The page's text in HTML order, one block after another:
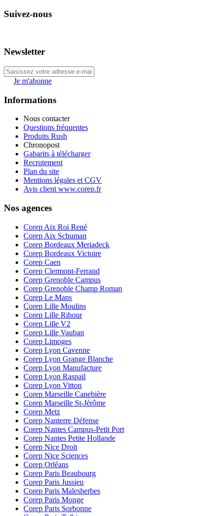
Suivez-nous
Newsletter
Je m'abonne
Informations
Nous contacter
Questions fréquentes
Produits Rush
Chronopost
Gabarits à télécharger
Recrutement
Plan du site
Mentions légales et CGV
Avis client www.corep.fr
Nos agences
Corep Aix Roi René
Corep Aix Schuman
Corep Bordeaux Meriadeck
Corep Bordeaux Victoire
Corep Caen
Corep Clermont-Ferrand
Corep Grenoble Campus
Corep Grenoble Champ Roman
Corep Le Mans
Corep Lille Moulins
Corep Lille Rihour
Corep Lille V2
Corep Lille Vauban
Corep Limoges
Corep Lyon Cavenne
Corep Lyon Grange Blanche
Corep Lyon Manufacture
Corep Lyon Raspail
Corep Lyon Vitton
Corep Marseille Canebière
Corep Marseille St-Jérôme
Corep Metz
Corep Nanterre Défense
Corep Nantes Campus-Petit Port
Corep Nantes Petite Hollande
Corep Nice Droit
Corep Nice Sciences
Corep Orléans
Corep Paris Beaubourg
Corep Paris Jussieu
Corep Paris Malesherbes
Corep Paris Monge
Corep Paris Sorbonne